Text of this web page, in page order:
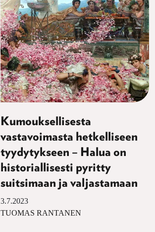
Kumouksellisesta
vastavoimasta hetkelliseen
tyydytykseen – Halua on
historiallisesti pyritty
suitsimaan ja valjastamaan
3.7.2023
TUOMAS RANTANEN